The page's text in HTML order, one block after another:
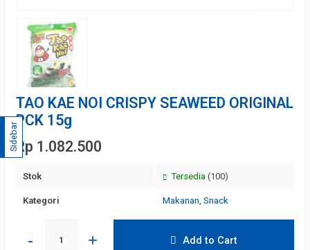
TAO KAE NOI CRISPY SEAWEED ORIGINAL
PCK 15g
Rp 1.082.500
Stok Tersedia (100)
Kategori Makanan, Snack
- + Add to Cart
Sidebar